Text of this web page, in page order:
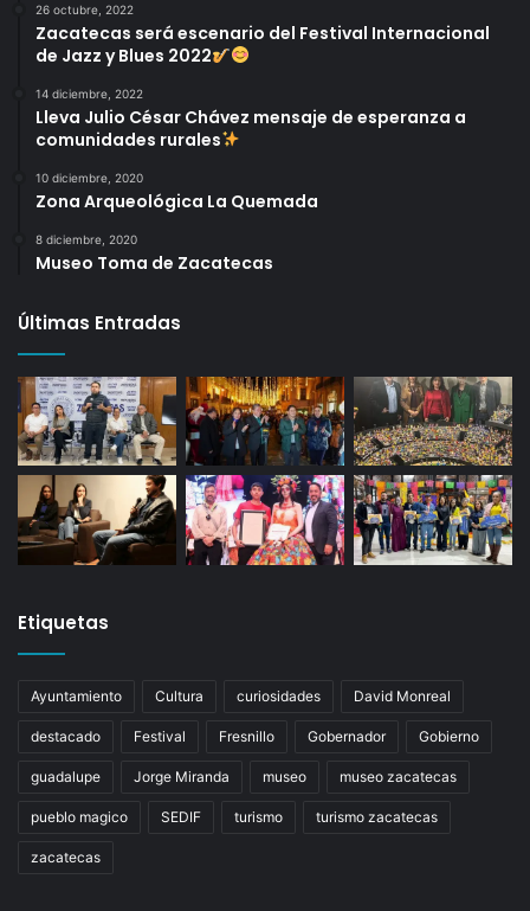
26 octubre, 2022
Zacatecas será escenario del Festival Internacional
de Jazz y Blues 2022
14 diciembre, 2022
Lleva Julio César Chávez mensaje de esperanza a
comunidades rurales
10 diciembre, 2020
Zona Arqueológica La Quemada
8 diciembre, 2020
Museo Toma de Zacatecas
Últimas Entradas
Etiquetas
Ayuntamiento Cultura curiosidades David Monreal
destacado Festival Fresnillo Gobernador Gobierno
guadalupe Jorge Miranda museo museo zacatecas
pueblo magico SEDIF turismo turismo zacatecas
zacatecas